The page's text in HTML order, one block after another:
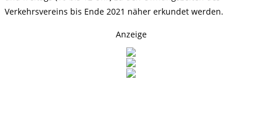
Verkehrsvereins bis Ende 2021 näher erkundet werden.
Anzeige